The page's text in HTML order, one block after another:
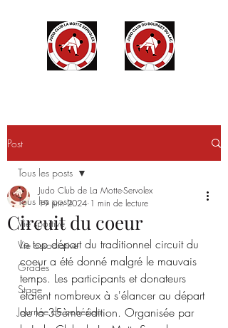
Post
Tous les posts
Vie sportive
Vie associative
Grades
Stage
Journée de cohésion
Tous les posts
Circuit du coeur
Judo Club de La Motte-Servolex
19 juin 2024 1 min de lecture
Le top départ du traditionnel circuit du
coeur a été donné malgré le mauvais
temps. Les participants et donateurs
étaient nombreux à s'élancer au départ
de la 35ème édition. Organisée par